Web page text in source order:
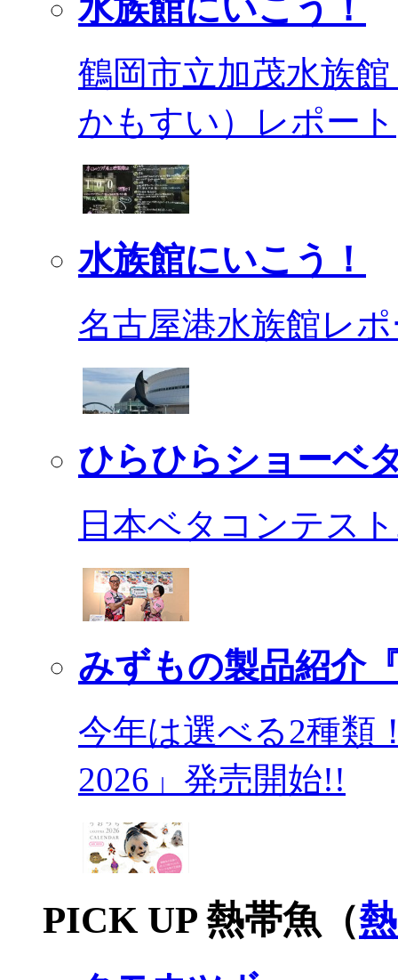
水族館にいこう！
鶴岡市立加茂水族
かもすい）レポート
水族館にいこう！
名古屋港水族館レ
ひらひらショーベ
日本ベタコンテス
みずもの製品紹介
今年は選べる2種類
2026」発売開始!!
PICK UP 熱帯魚（